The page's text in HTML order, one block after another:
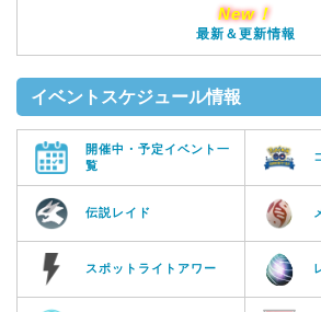
New！
最新＆更新情報
イベントスケジュール情報
開催中・予定イベント一
覧
伝説レイド
スポットライトアワー